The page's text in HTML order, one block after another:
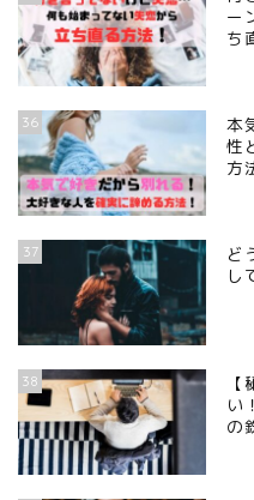
ー
ち
36
本
性
方
37
ど
し
38
い
の